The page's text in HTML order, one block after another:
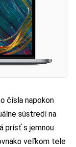
čísla napokon
sústredí na
prísť s jemnou
veľkom tele